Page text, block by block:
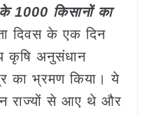
1000 किसानों का
दिवस के एक दिन
कृषि अनुसंधान
का भ्रमण किया। ये
राज्यों से आए थे और